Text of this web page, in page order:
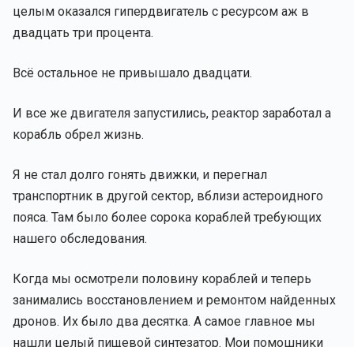
целым оказался гипердвигатель с ресурсом аж в
двадцать три процента.
Всё остальное не привышало двадцати.
И все же двигателя запустились, реактор заработал а
корабль обрел жизнь.
Я не стал долго гонять движки, и перегнал
транспортник в другой сектор, вблизи астероидного
пояса. Там было более сорока кораблей требующих
нашего обследования.
Когда мы осмотрели половину кораблей и теперь
занимались восстановлением и ремонтом найденных
дронов. Их было два десятка. А самое главное мы
нашли целый пищевой синтезатор. Мои помошники